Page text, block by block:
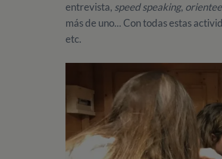
entrevista, speed speaking,
más de uno... Con todas estas
etc.